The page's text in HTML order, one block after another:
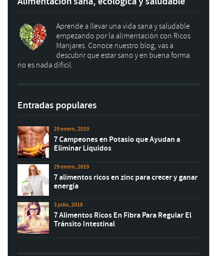
Aprende a llevar una vida sana y saludable
empezando por la alimentación con Ricos
Manjares. Conoce nuestro blog, vas a
descubrir que estar sano y en buena forma
no es nada difícil.
Entradas populares
29 enero, 2019
7 Campeones en Potasio que Ayudan a
Eliminar Líquidos
29 enero, 2019
7 alimentos ricos en zinc para crecer y ganar
energía
3 julio, 2018
7 Alimentos Ricos En Fibra Para Regular El
Tránsito Intestinal